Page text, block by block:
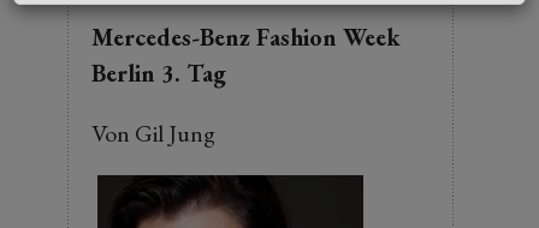
Mercedes-Benz Fashion Week
Berlin 3. Tag
Von Gil Jung